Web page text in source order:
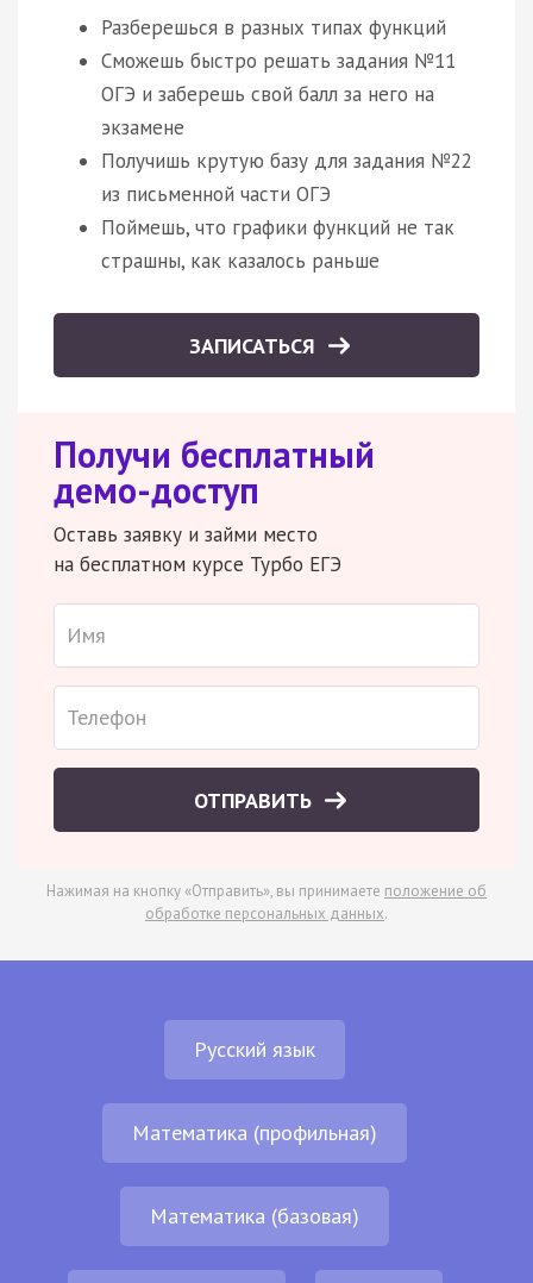
Разберешься в разных типах функций
Сможешь быстро решать задания №11
ОГЭ и заберешь свой балл за него на
экзамене
Получишь крутую базу для задания №22
из письменной части ОГЭ
Поймешь, что графики функций не так
страшны, как казалось раньше
ЗАПИСАТЬСЯ
Получи бесплатный
демо-доступ
Оставь заявку и займи место
на бесплатном курсе Турбо ЕГЭ
ОТПРАВИТЬ
Нажимая на кнопку «Отправить», вы принимаете положение об
обработке персональных данных.
Русский язык
Математика (профильная)
Математика (базовая)